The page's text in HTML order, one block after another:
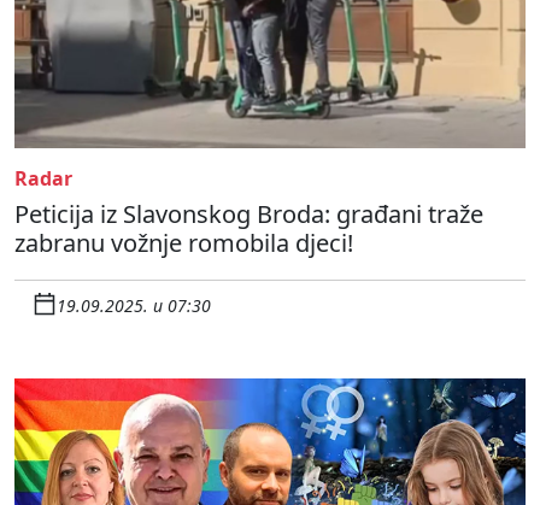
Radar
Peticija iz Slavonskog Broda: građani traže
zabranu vožnje romobila djeci!
19.09.2025. u 07:30